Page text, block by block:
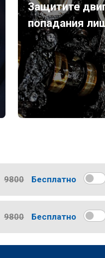
Защитите
попадания
9800 Бесплатно
9800 Бесплатно